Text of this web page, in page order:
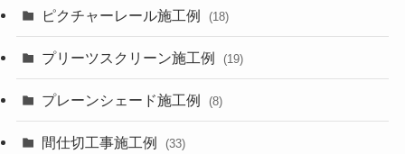
ピクチャーレール施工例 (18)
プリーツスクリーン施工例 (19)
プレーンシェード施工例 (8)
間仕切工事施工例 (33)